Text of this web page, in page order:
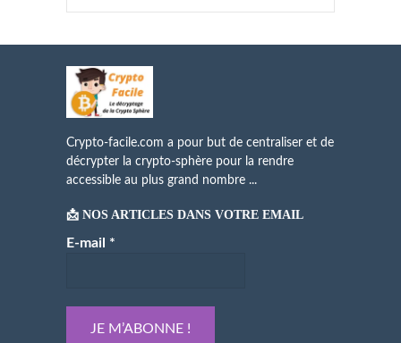
Crypto-facile.com a pour but de centraliser et de
décrypter la crypto-sphère pour la rendre
accessible au plus grand nombre ...
📩 NOS ARTICLES DANS VOTRE EMAIL
E-mail *